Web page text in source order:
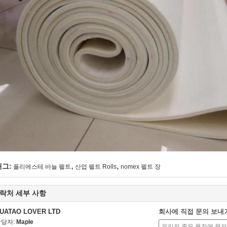
그: 폴리에스테 바늘 펠트, 산업 펠트 Rolls, nomex 펠트 장
처 세부 사항
LOVER LTD
자: Maple
회사에 직접 문의 보내